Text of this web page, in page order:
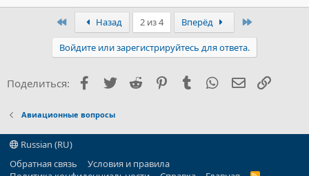
ПервыйНазад 2 из 4 Вперёд
Войдите или зарегистрируйтесь для ответа.
Поделиться: Facebook
Twitter Reddit PinterestTumblr WhatsApp
Авиационные вопросы
Russian (RU)
Обратная связь
Условия и правила